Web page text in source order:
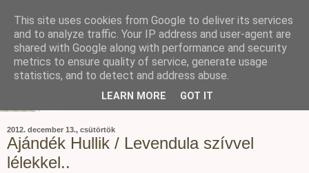
2012. december 13., csütörtök
Ajándék Hullik / Levendula szívvel
lélekkel..
This site uses cookies from Google to deliver its services
and to analyze traffic. Your IP address and user-agent are
shared with Google along with performance and security
metrics to ensure quality of service, generate usage
statistics, and to detect and address abuse.
LEARN MORE GOT IT